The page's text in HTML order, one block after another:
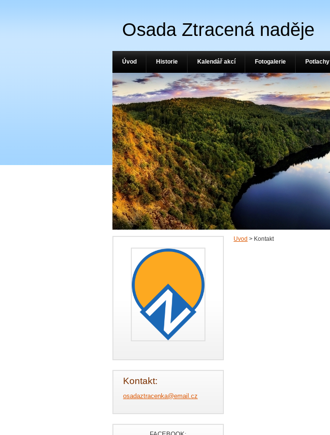
Osada Ztracená naděje
Úvod > Kontakt
Kontakt:
osadaztracenka@email.cz
Úvod Historie Kalendář akcí Fotogalerie Potlachy